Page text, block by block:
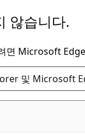
않습니다.
면 Microsoft
및 Microsoft